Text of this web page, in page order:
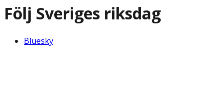
Följ Sveriges riksdag
Bluesky